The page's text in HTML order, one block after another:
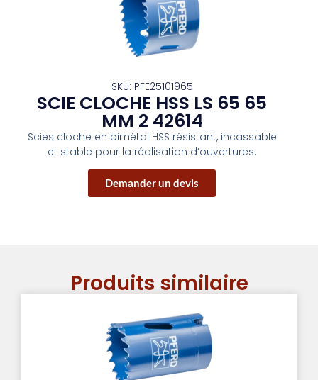
SKU: PFE25101965
SCIE CLOCHE HSS LS 65 65
MM 2 42614
Scies cloche en bimétal HSS résistant, incassable
et stable pour la réalisation d’ouvertures.
Demander un devis
Produits similaire